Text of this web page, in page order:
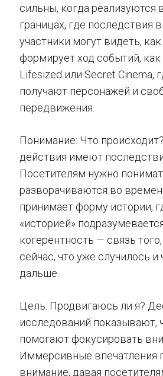
сильны, когда реализуются
границах, где последствия
участники могут видеть,
формирует ход событий,
Lifesized или Secret Cinema,
получают персонажей и
передвижения.
Понимание: Что
действия имеют
Посетителям нужно
разворачиваются во
принимает форму истории,
«историей»
когерентность — связь
сейчас, что уже случилось и
дальше.
Цель: Продвигаюсь ли я?
исследований показывают,
помогают фокусировать
Иммерсивные впечатления
внимание, давая